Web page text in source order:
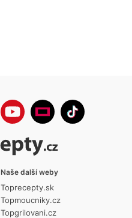
Naše další weby
Toprecepty.sk
Topmoucniky.cz
Topgrilovani.cz